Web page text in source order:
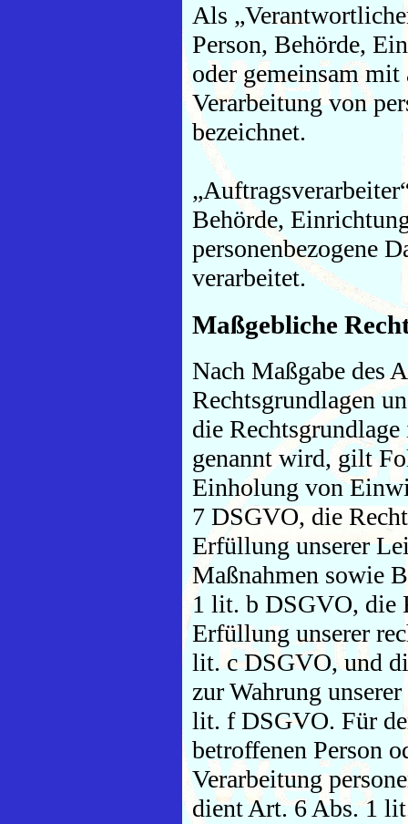
Als
Person, Behörde,
oder gemeinsam
Verarbeitung von
bezeichnet.
Behörde,
personenbezogene
verarbeitet.
Maßgebliche
Nach Maßgabe des
Rechtsgrundlagen
die
genannt wird, gilt
Einholung von
7 DSGVO, die
Erfüllung unserer
Maßnahmen sowie
1 lit. b DSGVO, die
Erfüllung unserer
lit. c DSGVO, und
zur Wahrung
lit. f DSGVO. Für
betroffenen Person
Verarbeitung
dient Art. 6 Abs. 1